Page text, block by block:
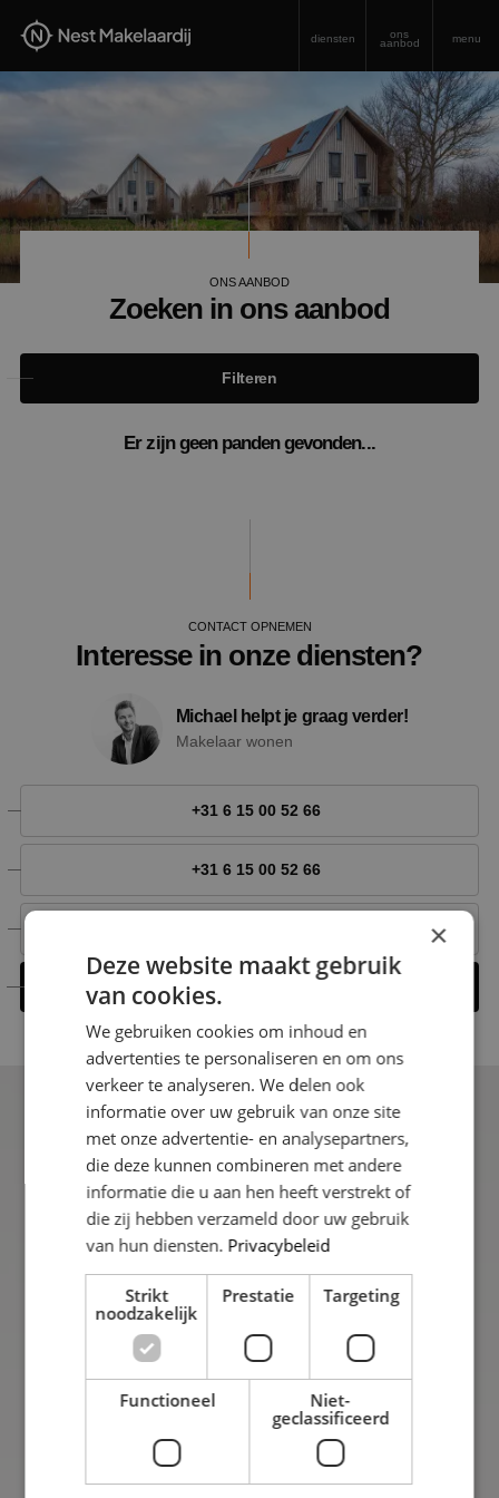
diensten ons
aanbod menu
ONS AANBOD
Zoeken in ons aanbod
Filteren
Er zijn geen panden gevonden...
CONTACT OPNEMEN
Interesse in onze diensten?
Michael helpt je graag verder!
Makelaar wonen
+31 6 15 00 52 66
+31 6 15 00 52 66
Contact opnemen
Uitstekend
Gebaseerd op 38 reviews
Contact
085 109 10 74
info@nestmakelaardij.nl
×
Deze website maakt gebruik
van cookies.
We gebruiken cookies om inhoud en
advertenties te personaliseren en om ons
verkeer te analyseren. We delen ook
informatie over uw gebruik van onze site
met onze advertentie- en analysepartners,
die deze kunnen combineren met andere
informatie die u aan hen heeft verstrekt of
die zij hebben verzameld door uw gebruik
van hun diensten. Privacybeleid
Strikt
noodzakelijk
Prestatie Targeting
Functioneel
Niet-
geclassificeerd